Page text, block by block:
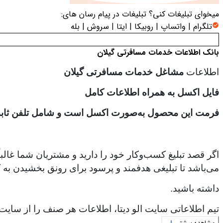
میخوای تبلیغات کنی؟ تبلیغات در پیام رسان های:
تلگرام | واتساپ | روبیکا | ایتا | سروش | بله
بانک اطلاعات خدمات مسافرتی گیلان
اطلاعات مشاغل خدمات مسافرتی گیلان
فایل اکسل به همراه اطلاعات کامل
فرمت این محصول به‌صورت اکسل است و شامل تلفن
اگر قصد تبلیغ کسب‌وکار خود را دارید و مشتریان شما
می‌باشد تا تبلیغی هدفمند و پرسود برای رونق بخشیدن به
داشته باشید.
تیم اطلاعاتی سایت الو دیتا، اطلاعات هر صنف را از